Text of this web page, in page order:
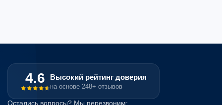
4.6 Высокий рейтинг доверия
на основе 248+ отзывов
Остались вопросы? Мы перезвоним: